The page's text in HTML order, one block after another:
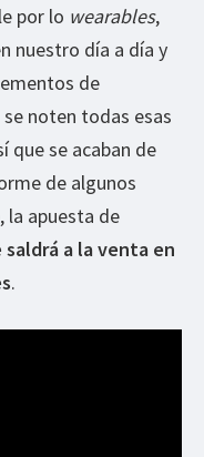
por lo wearables,
nuestro día a día y
de
noten todas esas
que se acaban de
de algunos
la apuesta de
a la venta en
.